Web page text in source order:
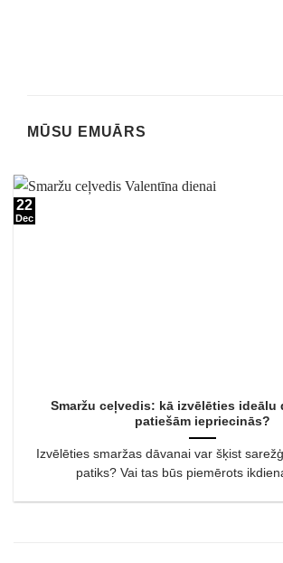
MŪSU EMUĀRS
Smaržu ceļvedis: kā izvēlēties ideālu
patiešām iepriecinās?
Izvēlēties smaržas dāvanai var šķist
patiks? Vai tas būs piemērots
22
Dec